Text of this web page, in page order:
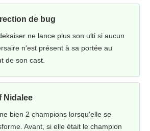
de bug
ne lance plus son ulti si aucun
n'est présent à sa portée au
de son cast.
Nidalee
bien 2 champions lorsqu'elle se
Avant, si elle était le champion